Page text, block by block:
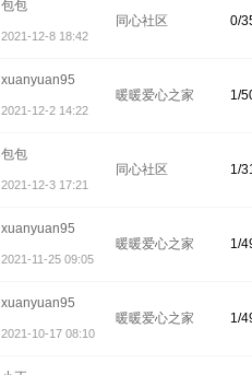
包包
2021-12-8 18:42
同心社区 0/
xuanyuan95
2021-12-2 14:22
暖暖爱心之家 1/
包包
2021-12-3 17:21
同心社区 1/
xuanyuan95
2021-11-25 09:05
暖暖爱心之家 1/
xuanyuan95
2021-10-17 08:10
暖暖爱心之家 1/